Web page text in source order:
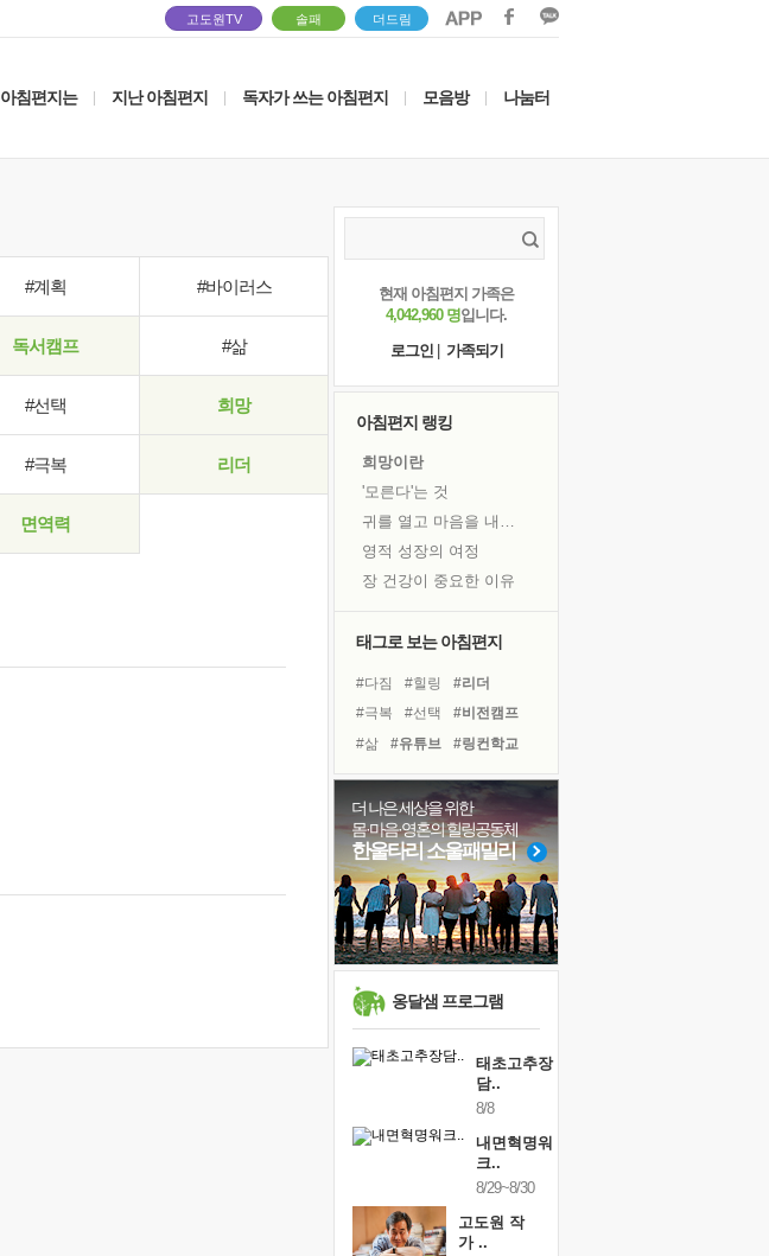
고도원TV 솔패 더드림
아침편지는 지난 아침편지 독자가 쓰는 아침편지 모음방 나눔터
#계획 #바이러스
독서캠프 #삶
#선택 희망
#극복 리더
면역력
현재 아침편지 가족은
4,042,960 명입니다.
로그인
가족되기
아침편지 랭킹
희망이란
'모른다'는 것
귀를 열고 마음을 내어주고
영적 성장의 여정
장 건강이 중요한 이유
꿈이 실제가 되는 것
'말 타는 법'을 먼저
아픈 아버지를 위한 공간 설계
졸업식 사진을 보며
극심한 변비, 어깨결림, 수면 장애
보고 싶은 어머니
마음이 멈춰 버린 곳
못된 꼰대들
태그로 보는 아침편지
#다짐 #힐링
#리더
#극복
#선택
#비전캠프
#삶
#유튜브
#링컨학교
#경험
#독서
#바이러스
#도움
#아이들
#면역력
#친구
#건강
#사람
#위기
#독서캠프 #나눔
더 나은 세상을 위한
몸·마음·영혼의 힐링공동체
한울타리 소울패밀리
옹달샘 프로그램
태초고추장
담..
8/8
내면혁명워
크..
8/29~8/30
고도원 작
가 ..